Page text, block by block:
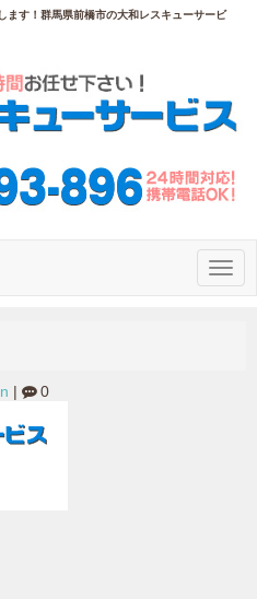
す！群馬県前橋市の大和レスキューサービ
N
a
0